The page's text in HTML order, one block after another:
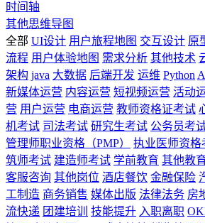
时间轴
其他思维导图
全部 UI设计 用户旅程地图 交互设计 原
流程 用户体验地图 需求分析 其他技术
架构 java 大数据 后端开发 运维 Python
新媒体运营 内容运营 短视频运营 活动
营 用户运营 电商运营 教师资格证考试
机考试 司法考试 研究生考试 公务员考
管理师职业资格（PMP）
执业医师资格
筑师考试 建造师考试 学前教育 其他教
客服咨询 其他岗位 酒店餐饮 金融保险
工制造 商务销售 媒体出版 法律法务 房
流快递 团建培训 技能提升 入职离职